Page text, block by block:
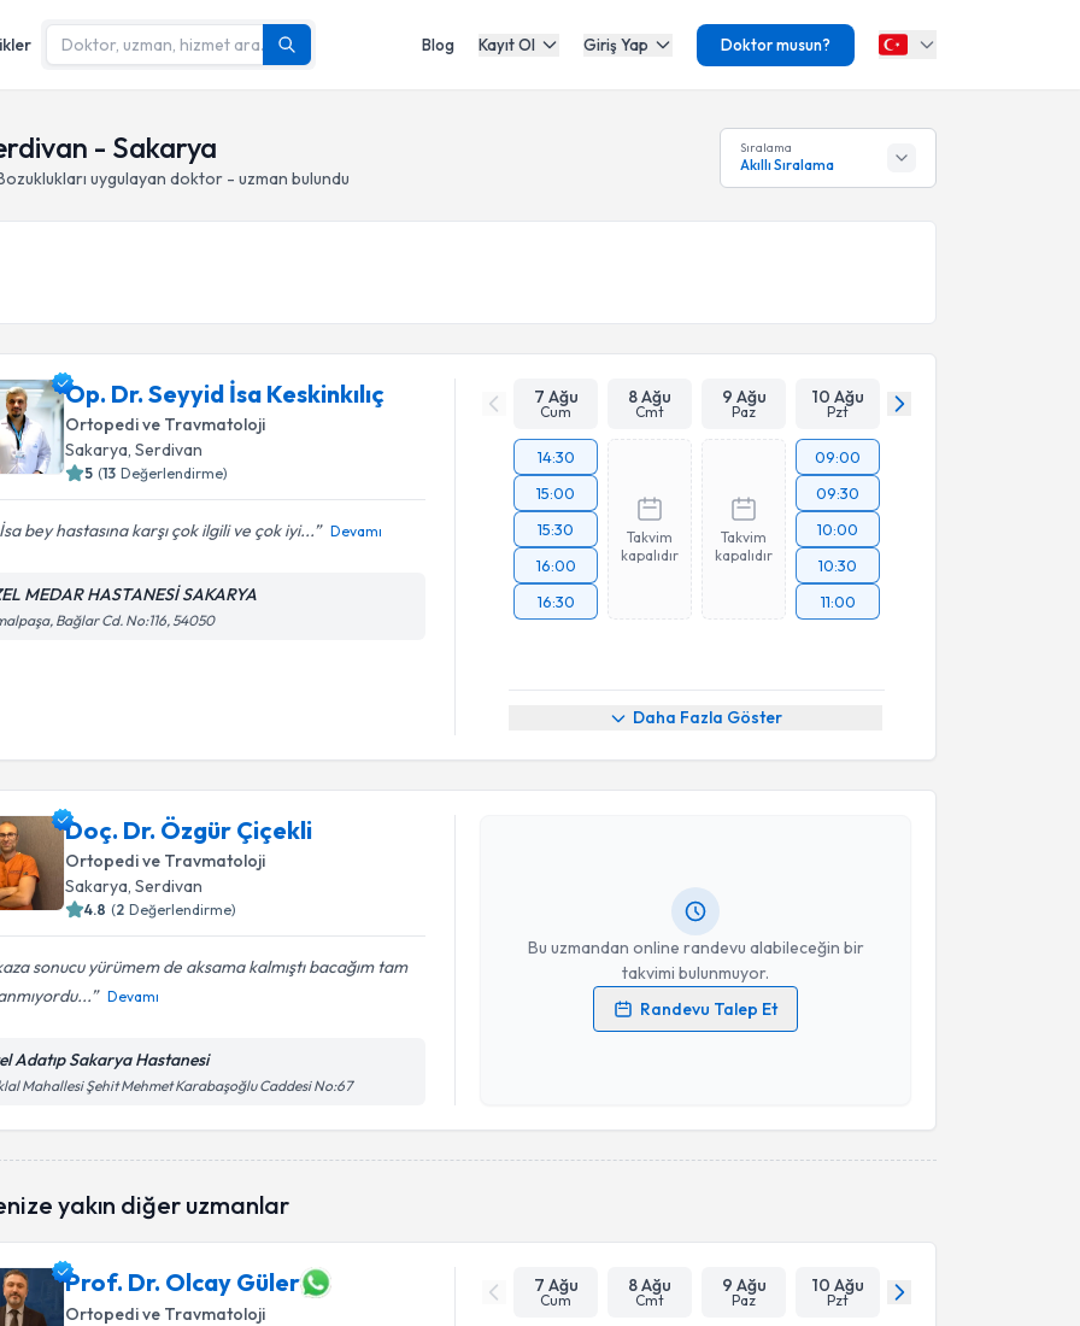
Blog Kayıt Ol Giriş Yap Doktor musun?
- Sakarya
uygulayan doktor - uzman bulundu
Sıralama
Akıllı Sıralama
Op. Dr. Seyyid İsa Keskinkılıç
Ortopedi ve Travmatoloji
Sakarya, Serdivan
5 (13 Değerlendirme)
bey hastasına karşı çok ilgili ve çok iyi... Devamı
MEDAR HASTANESİ SAKARYA
Bağlar Cd. No:116, 54050
7 Ağu
Cum
8 Ağu
Cmt
9 Ağu
Paz
10 Ağu
Pzt
14:30
15:00
15:30
16:00
16:30
Takvim
kapalıdır
Takvim
kapalıdır
09:00
09:30
10:00
10:30
11:00
Daha Fazla Göster
Doç. Dr. Özgür Çiçekli
Ortopedi ve Travmatoloji
Sakarya , Serdivan
4.8 (2 Değerlendirme)
sonucu yürümem de aksama kalmıştı bacağım tam
Devamı
Adatıp Sakarya Hastanesi
Mahallesi Şehit Mehmet Karabaşoğlu Caddesi No:67
Bu uzmandan online randevu alabileceğin bir
takvimi bulunmuyor.
Randevu Talep Et
Randevu Takvimi Talebi
Doç. Dr. Özgür Çiçekli
Kişisel verilerimin işlenmesine ilişkinAydınlatma Metni
Takvim Talebini Gönder
yakın diğer uzmanlar
Prof. Dr. Olcay Güler
Ortopedi ve Travmatoloji
7 Ağu
Cum
8 Ağu
Cmt
9 Ağu
Paz
10 Ağu
Pzt